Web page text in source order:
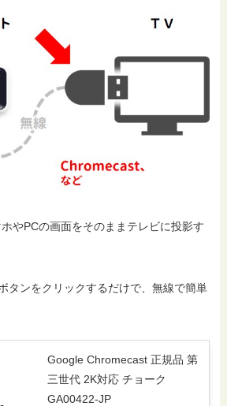
やPCの画面をそのままテレビに投影す
タンをクリックするだけで、無線で簡単
Google Chromecast 正規品 第
三世代 2K対応 チョーク
GA00422-JP